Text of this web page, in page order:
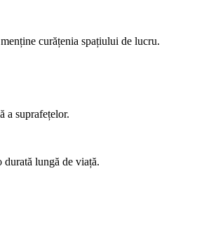
curățenia spațiului de lucru.
a suprafețelor.
lungă de viață.